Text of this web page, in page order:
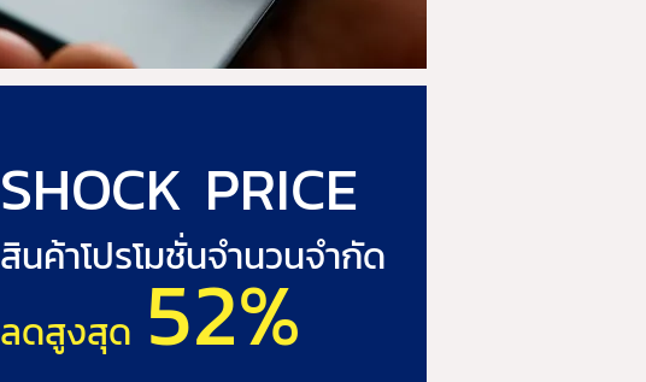
SHOCK PRICE
สินค้าโปรโมชั่นจำนวนจำกัด
ลดสูงสุด 52%